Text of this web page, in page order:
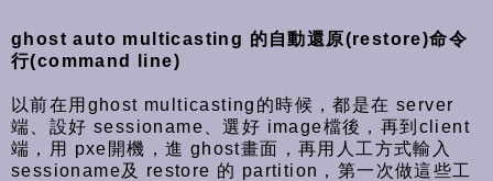
ghost auto multicasting 的自動還原(restore)命令
行(command line)
以前在用ghost multicasting的時候，都是在 server
端、設好 sessioname、選好 image檔後，再到client
端，用 pxe開機，進 ghost畫面，再用人工方式輸入
sessioname及 restore 的 partition，第一次做這些工